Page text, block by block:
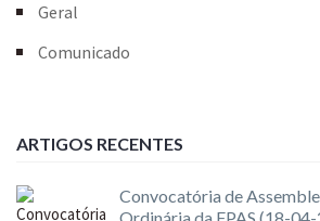
Geral
Comunicado
ARTIGOS RECENTES
Convocatória de